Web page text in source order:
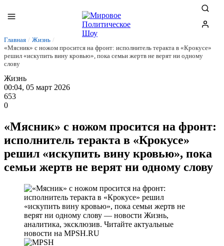
Главная / Жизнь /
«Мясник» с ножом просится на фронт: исполнитель теракта в «Крокусе»
решил «искупить вину кровью», пока семьи жертв не верят ни одному
слову
Жизнь
00:04, 05 март 2026
653
0
«Мясник» с ножом просится на фронт:
исполнитель теракта в «Крокусе»
решил «искупить вину кровью», пока
семьи жертв не верят ни одному слову